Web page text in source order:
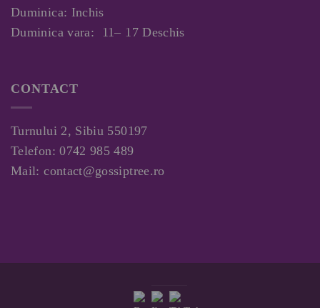
Duminica: Inchis
Duminica vara: 11– 17 Deschis
CONTACT
Turnului 2, Sibiu 550197
Telefon:0742 985 489
Mail:contact@gossiptree.ro